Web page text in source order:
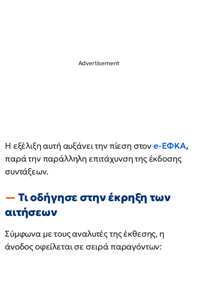
Η εξέλιξη αυτή αυξάνει την πίεση στονe-ΕΦΚΑ,
παρά την παράλληλη επιτάχυνση της έκδοσης
συντάξεων.
Τι οδήγησε στην έκρηξη των
αιτήσεων
Σύμφωνα με τους αναλυτές της έκθεσης, η
άνοδος οφείλεται σε σειρά παραγόντων: